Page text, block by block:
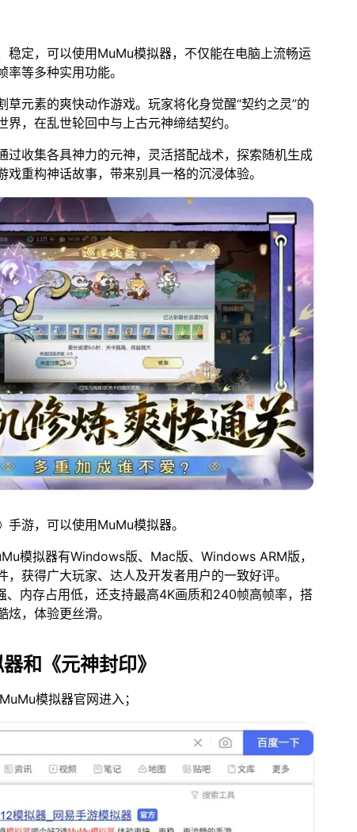
稳定，可以使用MuMu模拟器，不仅能在电脑上流畅运
等多种实用功能。
草元素的爽快动作游戏。玩家将化身觉醒“契约之灵”的
，在乱世轮回中与上古元神缔结契约。
过收集各具神力的元神，灵活搭配战术，探索随机生成
重构神话故事，带来别具一格的沉浸体验。
游，可以使用MuMu模拟器。
模拟器有Windows版、Mac版、Windows ARM版，
获得广大玩家、达人及开发者用户的一致好评。
、内存占用低，还支持最高4K画质和240帧高帧率，搭
，体验更丝滑。
和《元神封印》
模拟器官网进入；